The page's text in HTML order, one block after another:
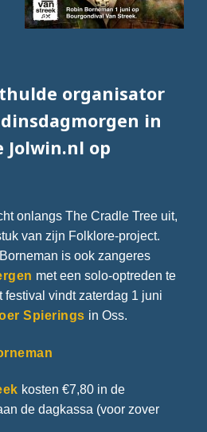
organisator
in
Jolwin.nl op
onlangs The Cradle Tree uit,
van zijn Folklore-project.
is ook zangeres
met een solo-optreden te
festival vindt zaterdag 1 juni
Spierings in Oss.
kosten €7,80 in de
de dagkassa (voor zover